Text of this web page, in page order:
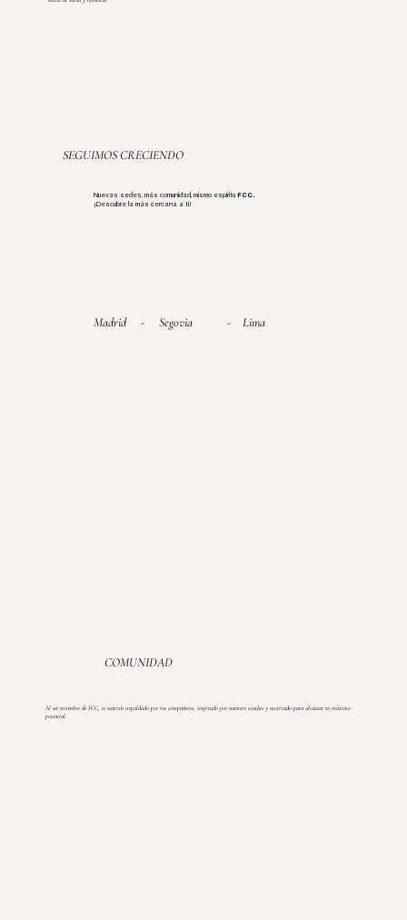
SEGUIMOS CRECIENDO
Nuevas sedes, más comunidad, mismo espírituFCC.
¡Descubre la más cercana a ti!
-
Madrid Segovia - Lima
COMUNIDAD
Al ser miembro de FCC, te sentirás respaldado por tus compañeros, inspirado por nuestros coaches y motivado para alcanzar tu máximo
potencial.